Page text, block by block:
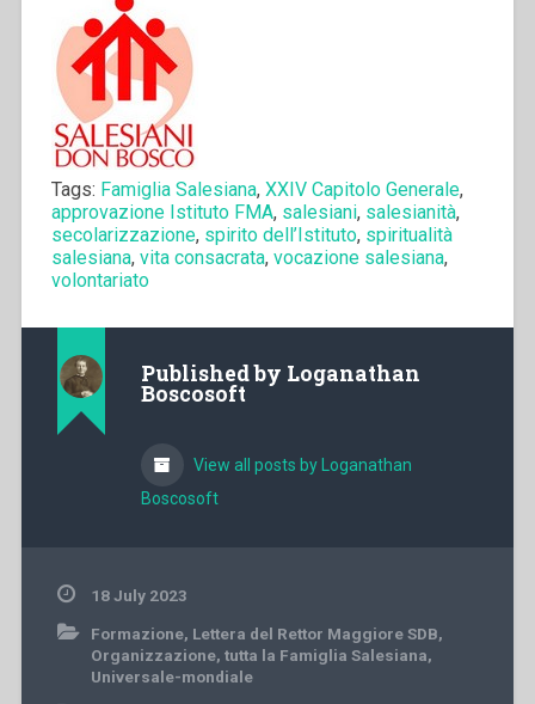
Tags: Famiglia Salesiana, XXIV Capitolo Generale,
approvazione Istituto FMA, salesiani, salesianità,
secolarizzazione, spirito dell’Istituto, spiritualità
salesiana, vita consacrata, vocazione salesiana,
volontariato
Published by Loganathan
Boscosoft
View all posts by Loganathan
Boscosoft
18 July 2023
Formazione, Lettera del Rettor Maggiore SDB,
Organizzazione, tutta la Famiglia Salesiana,
Universale-mondiale